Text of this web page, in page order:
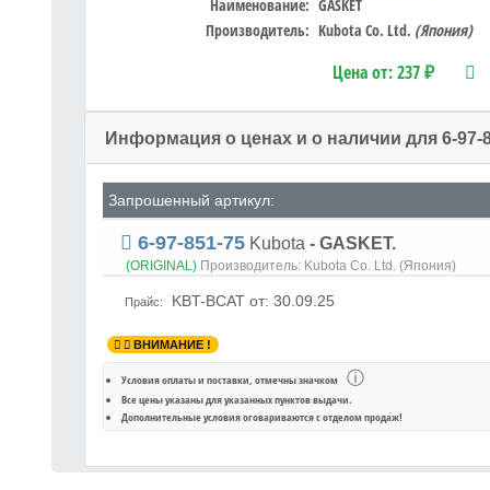
Наименование: GASKET
Производитель: Kubota Co. Ltd. (Япония)
Цена от:237 ₽
Информация о ценах и о наличии для 6-97-
Запрошенный артикул:
6-97-851-75 Kubota - GASKET.
(ORIGINAL)Производитель: Kubota Co. Ltd. (Япония)
Прайс: KBT-BCAT от: 30.09.25
ВНИМАНИЕ !
Условия оплаты и поставки , отмечны значком ⓘ
Все цены указаны дляуказанных пунктов выдачи.
Дополнительные условия оговариваются с отделом продаж!